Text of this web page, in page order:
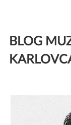
content
BLOG